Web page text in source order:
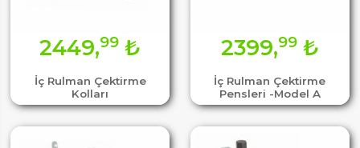
İç Rulman Çektirme
Kolları
2449,99 ₺
İç Rulman Çektirme
Pensleri -Model A
2399,99₺